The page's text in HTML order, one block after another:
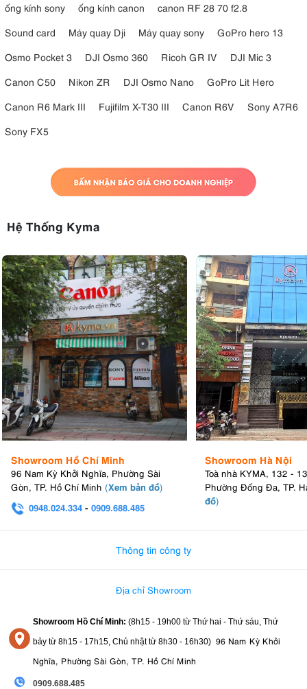
ống kính sony
ống kính canon
canon RF 28 70 f2.8
Sound card
Máy quay Dji Máy quay sony
GoPro hero 13
Osmo Pocket 3
DJI Osmo 360 Ricoh GR IV
DJI Mic 3
Canon C50
Nikon ZR DJI Osmo Nano
GoPro Lit Hero
Canon R6 Mark III
Fujifilm X-T30 III Canon R6V
Sony A7R6
Sony FX5
Hệ Thống Kyma
Showroom Hồ Chí Minh
96 Nam Kỳ Khởi Nghĩa, Phường Sài
Gòn, TP. Hồ Chí Minh (Xem bản đồ)
0948.024.334 - 0909.688.485
Showroom Hà Nội
Toà nhà KYMA, 132 -
Phường Đống Đa, TP.
đồ)
Thông tin công ty
Địa chỉ Showroom
Showroom Hồ Chí Minh: (8h15 - 19h00 từ Thứ hai - Thứ sáu, Thứ
bảy từ 8h15 - 17h15, Chủ nhật từ 8h30 - 16h30) 96 Nam Kỳ Khởi
Nghĩa, Phường Sài Gòn, TP. Hồ Chí Minh
0909.688.485